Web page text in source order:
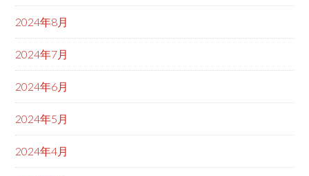
2024年8月
2024年7月
2024年6月
2024年5月
2024年4月